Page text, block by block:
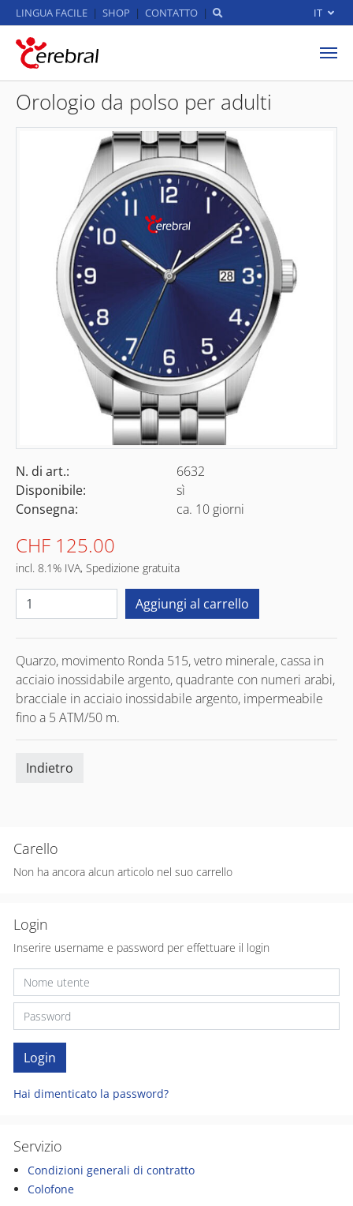
LINGUA FACILE SHOP CONTATTO IT
Carello
Non ha ancora alcun articolo nel suo carrello
Login
Inserire username e password per effettuare il login
Hai dimenticato la password?
Servizio
Condizioni generali di contratto
Colofone
Orologio da polso per adulti
N. di art.:
6632
Disponibile:
sì
Consegna:
ca. 10 giorni
CHF 125.00
incl. 8.1% IVA, Spedizione gratuita
Quarzo, movimento Ronda 515, vetro minerale, cassa in
acciaio inossidabile argento, quadrante con numeri arabi,
bracciale in acciaio inossidabile argento, impermeabile
fino a 5 ATM/50 m.
Indietro